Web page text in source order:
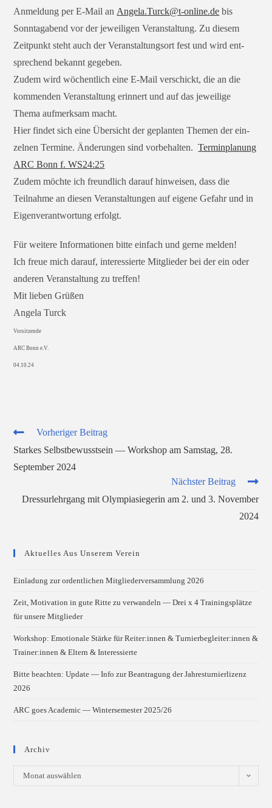
Anmeldung per E‑Mail an Angela.Turck@t‑online.de bis
Sonntagabend vor der jewei­li­gen Veranstaltung. Zu die­sem
Zeitpunkt steht auch der Veranstaltungsort fest und wird ent­
spre­chend bekannt gegeben.
Zudem wird wöchent­lich eine E‑Mail ver­schickt, die an die
kom­men­den Veranstaltung erin­nert und auf das jewei­li­ge
Thema auf­merk­sam macht.
Hier fin­det sich eine Übersicht der geplan­ten Themen der ein­
zel­nen Termine. Änderungen sind vor­be­hal­ten.Terminplanung
ARC Bonn f. WS24:25
Zudem möch­te ich freund­lich dar­auf hin­wei­sen, dass die
Teilnahme an die­sen Veranstaltungen auf eige­ne Gefahr und in
Eigenverantwortung erfolgt.
Für wei­te­re Informationen bit­te ein­fach und ger­ne melden!
Ich freue mich dar­auf, inter­es­sier­te Mitglieder bei der ein oder
ande­ren Veranstaltung zu treffen!
Mit lie­ben Grüßen
Angela Turck
Vorsitzende
ARC Bonn e.V.
04.10.24
Weitere
ansehen
Vorheriger Beitrag
Starkes Selbstbewusstsein — Workshop am Samstag, 28.
September 2024
Nächster Beitrag
Dressurlehrgang mit Olympiasiegerin am 2. und 3. November
2024
Aktuelles Aus Unserem Verein
Einladung zur ordentlichen Mitgliederversammlung 2026
Zeit, Motivation in gute Ritte zu verwandeln — Drei x 4 Trainingsplätze
für unsere Mitglieder
Workshop: Emotionale Stärke für Reiter:innen & Turnierbegleiter:innen &
Trainer:innen & Eltern & Interessierte
Bitte beachten: Update — Info zur Beantragung der Jahresturnierlizenz
2026
ARC goes Academic — Wintersemester 2025/26
Archiv
Archiv
Monat auswählen